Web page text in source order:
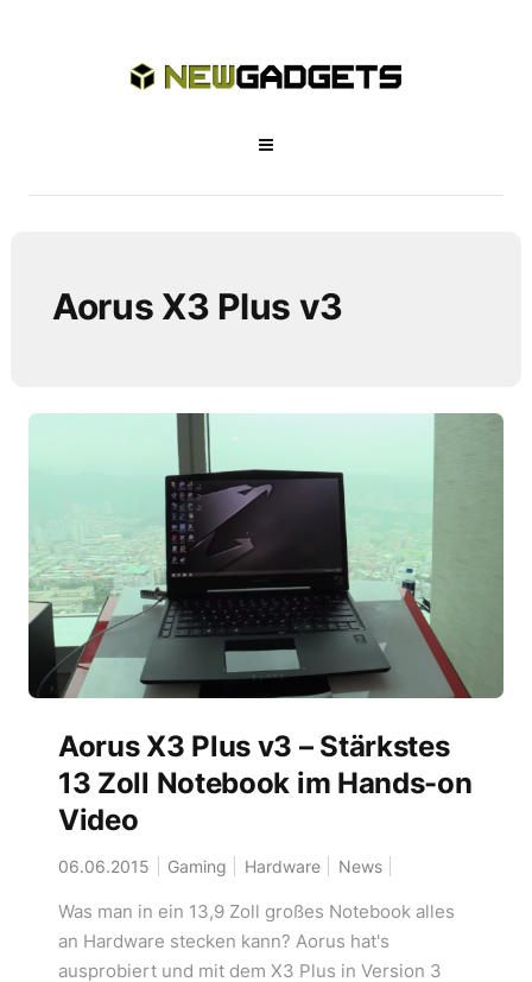
Aorus X3 Plus v3
Aorus X3 Plus v3 – Stärkstes
13 Zoll Notebook im Hands-on
Video
06.06.2015 Gaming Hardware News
Was man in ein 13,9 Zoll großes Notebook alles
an Hardware stecken kann? Aorus hat's
ausprobiert und mit dem X3 Plus in Version 3